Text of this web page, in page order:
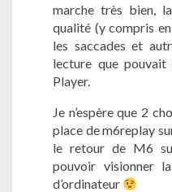
marche très bien,
qualité (y compris
les saccades et
lecture que
Player.
Je n’espère que 2
place de m6replay
le retour de M6
pouvoir visionner
d’ordinateur